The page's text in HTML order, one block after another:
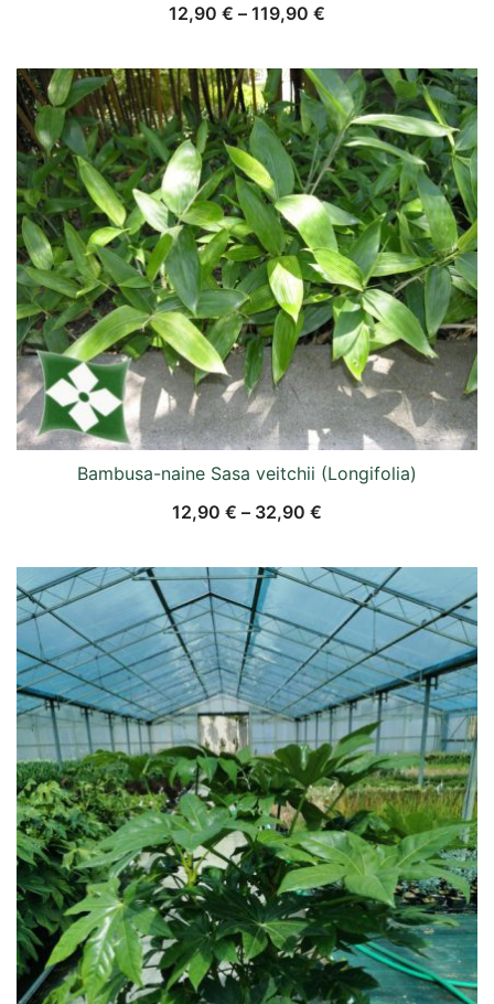
12,90 € – 119,90 €
Bambusa-naine Sasa veitchii (Longifolia)
12,90 € – 32,90 €